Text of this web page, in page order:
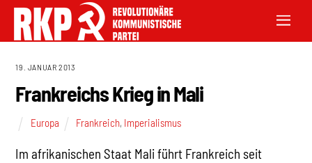
19. JANUAR 2013
Frankreichs Krieg in Mali
Europa Frankreich, Imperialismus
Im afrikanischen Staat Mali führt Frankreich seit